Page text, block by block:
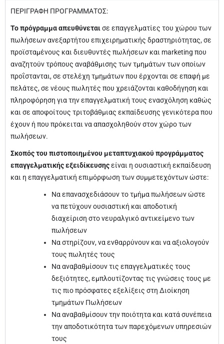
ΠΕΡΙΓΡΑΦΗ ΠΡΟΓΡΑΜΜΑΤΟΣ:
Το πρόγραμμα απευθύνεταισε επαγγελματίες του χώρου των
πωλήσεων ανεξαρτήτου επιχειρηματικής δραστηριότητας, σε
προϊσταμένους και διευθυντές πωλήσεων και marketing που
αναζητούν τρόπους αναβάθμισης των τμημάτων των οποίων
προΐστανται, σε στελέχη τμημάτων που έρχονται σε επαφή με
πελάτες, σε νέους πωλητές που χρειάζονται καθοδήγηση και
πληροφόρηση για την επαγγελματική τους ενασχόληση καθώς
και σε αποφοίτους τριτοβάθμιας εκπαίδευσης γενικότερα που
έχουν ή που πρόκειται να απασχοληθούν στον χώρο των
πωλήσεων.
Σκοπός του πιστοποιημένου μεταπτυχιακού προγράμματος
επαγγελματικής εξειδίκευσηςείναι η ουσιαστική εκπαίδευση
και η επαγγελματική επιμόρφωση των συμμετεχόντων ώστε:
Να επανασχεδιάσουν το τμήμα πωλήσεων ώστε
να πετύχουν ουσιαστική και αποδοτική
διαχείριση στο νευραλγικό αντικείμενο των
πωλήσεων
Να στηρίζουν, να ενθαρρύνουν και να αξιολογούν
τους πωλητές τους
Να αναβαθμίσουν τις επαγγελματικές τους
δεξιότητες, εμπλουτίζοντας τις γνώσεις τους με
τις πιο πρόσφατες εξελίξεις στη Διοίκηση
τμημάτων Πωλήσεων
Να αναβαθμίσουν την ποιότητα και κατά συνέπεια
την αποδοτικότητα των παρεχόμενων υπηρεσιών
τους